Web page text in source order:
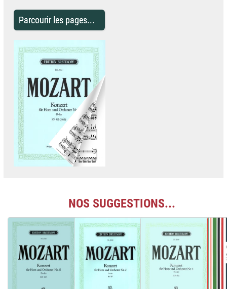
Parcourir les pages...
NOS SUGGESTIONS...